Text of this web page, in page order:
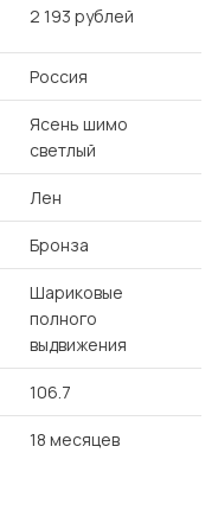
2 193 рублей
Россия
Ясень шимо
светлый
Лен
Бронза
Шариковые
полного
выдвижения
106.7
18 месяцев